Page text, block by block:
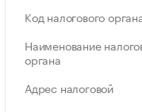
Код налогового
Наименование
органа
Адрес налоговой